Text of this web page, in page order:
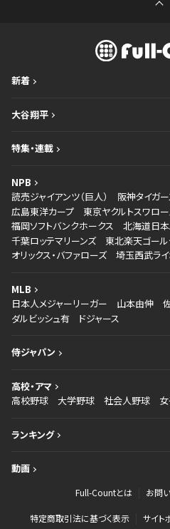
新着
大谷翔平
特集・連載
NPB
読売ジャイアンツ（巨人）
阪神タイガ
広島東洋カープ
東京ヤクルトスワロ
福岡ソフトバンクホークス
北海道日本
千葉ロッテマリーンズ
東北楽天ゴー
オリックス・バファローズ
埼玉西武ラ
MLB
日本人メジャーリーガー
山本由伸
ダルビッシュ有
ドジャース
侍ジャパン
高校・アマ
高校野球
大学野球 社会人野球
ランキング
動画
Full-Countとは お問
特定商取引法に基づく表示 サイト